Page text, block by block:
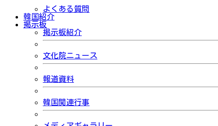
よくある質問
韓国紹介
掲示板
掲示板紹介
文化院ニュース
報道資料
韓国関連行事